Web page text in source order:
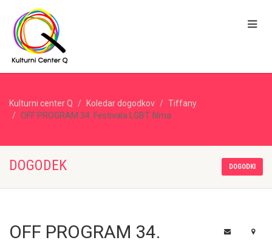
Kulturni center Q Koledar dogodkov
Tiffany
OFF PROGRAM 34. Festivala LGBT filma
DOGODEK DOGODKI
OFF PROGRAM 34.